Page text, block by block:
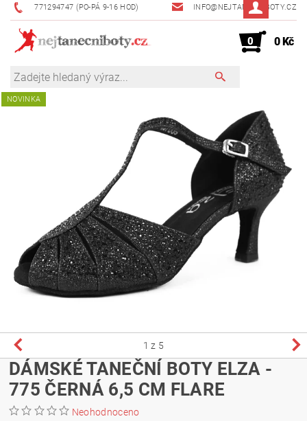
771294747 (PO-PÁ 9-16 HOD) INFO@NEJTANECNIBOTY.CZ
0 0 Kč
NOVINKA
1 z 5
DÁMSKÉ TANEČNÍ BOTY ELZA -
775 ČERNÁ 6,5 CM FLARE
Neohodnoceno